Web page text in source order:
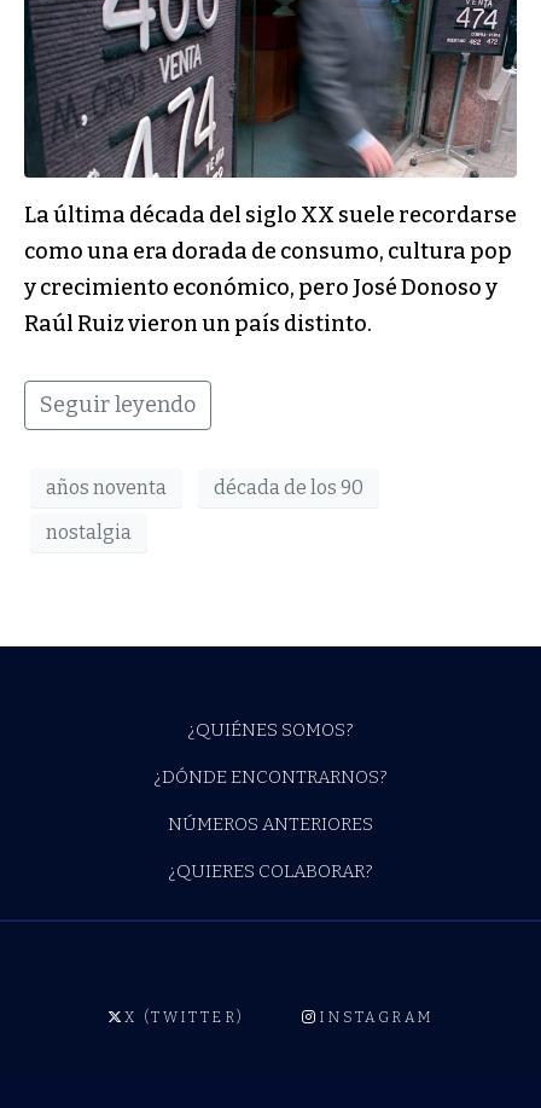
La última década del siglo XX suele recordarse
como una era dorada de consumo, cultura pop
y crecimiento económico, pero José Donoso y
Raúl Ruiz vieron un país distinto.
Seguir leyendo
años noventa
década de los 90
nostalgia
¿QUIÉNES SOMOS?
¿DÓNDE ENCONTRARNOS?
NÚMEROS ANTERIORES
¿QUIERES COLABORAR?
X (TWITTER) INSTAGRAM